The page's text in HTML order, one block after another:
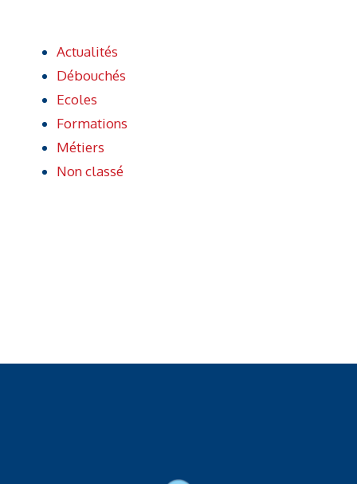
Actualités
Débouchés
Ecoles
Formations
Métiers
Non classé